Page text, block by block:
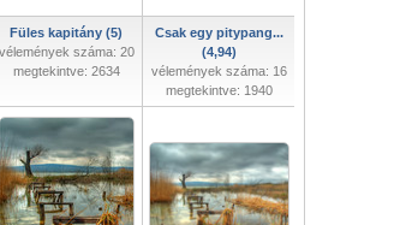
Füles kapitány (5)
vélemények száma: 20
megtekintve: 2634
Csak egy pitypang...
(4,94)
vélemények száma: 16
megtekintve: 1940